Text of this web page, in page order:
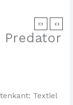
Predator
Textiel